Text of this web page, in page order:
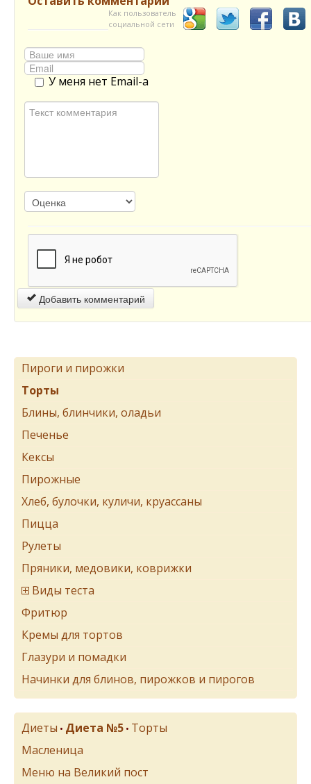
Как пользователь
социальной сети
У меня нет Email-а
Добавить комментарий
Пироги и пирожки
Торты
Блины, блинчики, оладьи
Печенье
Кексы
Пирожные
Хлеб, булочки, куличи, круассаны
Пицца
Рулеты
Пряники, медовики, коврижки
Виды теста
Фритюр
Кремы для тортов
Глазури и помадки
Начинки для блинов, пирожков и пирогов
Диеты • Диета №5 • Торты
Масленица
Меню на Великий пост